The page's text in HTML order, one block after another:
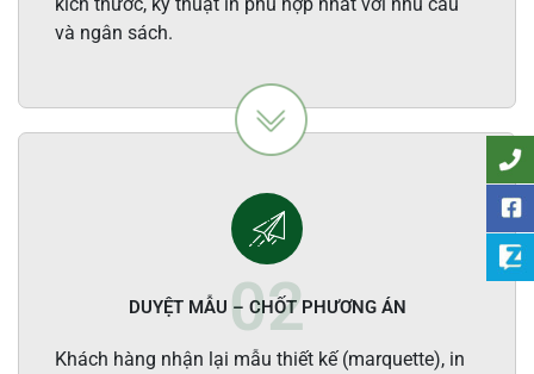
và ngân sách.
DUYỆT MẪU – CHỐT PHƯƠNG ÁN
Khách hàng nhận lại mẫu thiết kế (marquette), in